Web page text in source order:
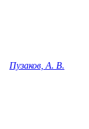
Пузаков, А. В.